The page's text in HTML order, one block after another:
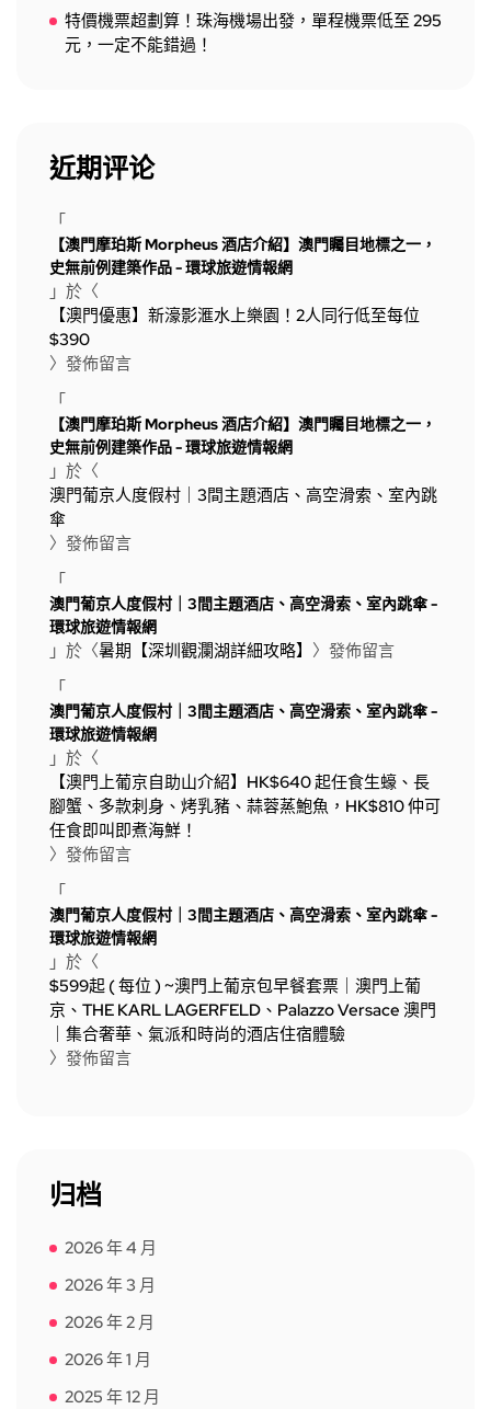
特價機票超劃算！珠海機場出發，單程機票低至 295
元，一定不能錯過！
近期评论
「
【澳門摩珀斯 Morpheus 酒店介紹】澳門矚目地標之一，
史無前例建築作品 - 環球旅遊情報網
」於〈
【澳門優惠】新濠影滙水上樂園！2人同行低至每位
$390
〉發佈留言
「
【澳門摩珀斯 Morpheus 酒店介紹】澳門矚目地標之一，
史無前例建築作品 - 環球旅遊情報網
」於〈
澳門葡京人度假村｜3間主題酒店、高空滑索、室內跳
傘
〉發佈留言
「
澳門葡京人度假村｜3間主題酒店、高空滑索、室內跳傘 -
環球旅遊情報網
」於〈暑期【深圳觀瀾湖詳細攻略】 〉發佈留言
「
澳門葡京人度假村｜3間主題酒店、高空滑索、室內跳傘 -
環球旅遊情報網
」於〈
【澳門上葡京自助山介紹】HK$640 起任食生蠔、長
腳蟹、多款刺身、烤乳豬、蒜蓉蒸鮑魚，HK$810 仲可
任食即叫即煮海鮮！
〉發佈留言
「
澳門葡京人度假村｜3間主題酒店、高空滑索、室內跳傘 -
環球旅遊情報網
」於〈
$599起 ( 每位 ) ~澳門上葡京包早餐套票｜澳門上葡
京、THE KARL LAGERFELD、Palazzo Versace 澳門
｜集合奢華、氣派和時尚的酒店住宿體驗
〉發佈留言
归档
2026 年 4 月
2026 年 3 月
2026 年 2 月
2026 年 1 月
2025 年 12 月